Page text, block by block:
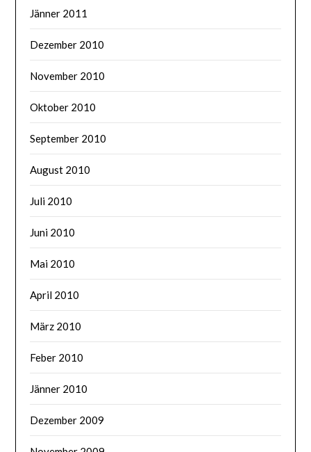
Jänner 2011
Dezember 2010
November 2010
Oktober 2010
September 2010
August 2010
Juli 2010
Juni 2010
Mai 2010
April 2010
März 2010
Feber 2010
Jänner 2010
Dezember 2009